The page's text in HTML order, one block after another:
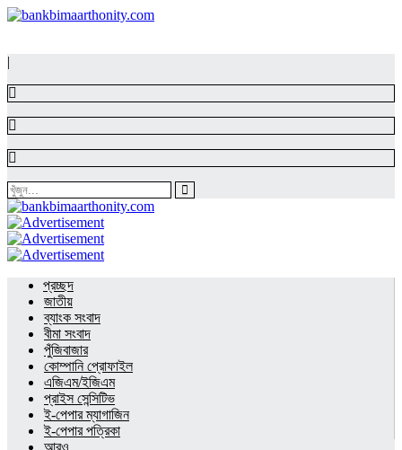
|
প্রচ্ছদ
জাতীয়
ব্যাংক সংবাদ
বীমা সংবাদ
পুঁজিবাজার
কোম্পানি প্রোফাইল
এজিএম/ইজিএম
প্রাইস সেন্সিটিভ
ই-পেপার ম্যাগাজিন
ই-পেপার পত্রিকা
আরও